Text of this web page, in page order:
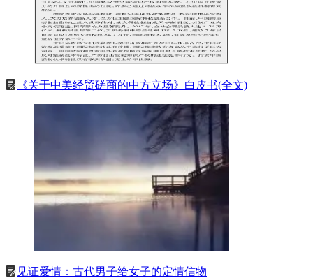
《关于中美经贸磋商的中方立场》白皮书(全文)
见证爱情：古代男子给女子的定情信物